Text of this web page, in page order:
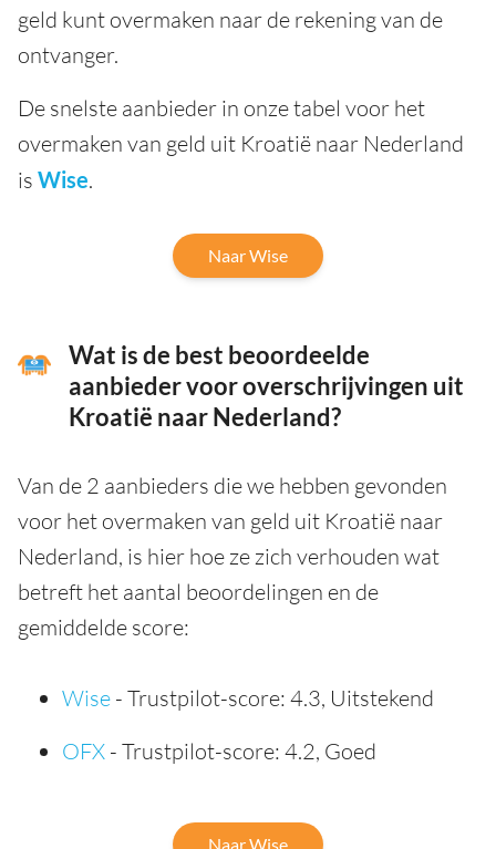
geld kunt overmaken naar de rekening van de
ontvanger.
De snelste aanbieder in onze tabel voor het
overmaken van geld uit Kroatië naar Nederland
is Wise.
Naar Wise
Wat is de best beoordeelde
aanbieder voor overschrijvingen uit
Kroatië naar Nederland?
Van de 2 aanbieders die we hebben gevonden
voor het overmaken van geld uit Kroatië naar
Nederland, is hier hoe ze zich verhouden wat
betreft het aantal beoordelingen en de
gemiddelde score:
Wise - Trustpilot-score: 4.3, Uitstekend
OFX - Trustpilot-score: 4.2, Goed
Naar Wise